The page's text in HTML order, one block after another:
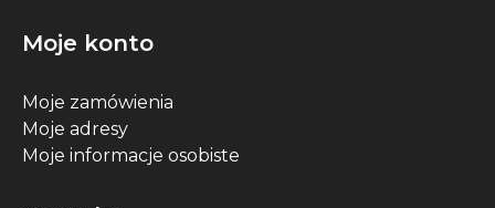
Moje konto
Moje zamówienia
Moje adresy
Moje informacje osobiste